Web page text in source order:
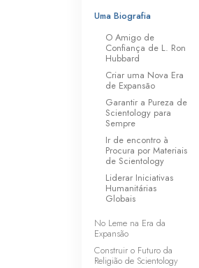
Uma Biografia
O Amigo de
Confiança de L. Ron
Hubbard
Criar uma Nova Era
de Expansão
Garantir a Pureza de
Scientology para
Sempre
Ir de encontro à
Procura por Materiais
de Scientology
Liderar Iniciativas
Humanitárias
Globais
No Leme na Era da
Expansão
Construir o Futuro da
Religião de Scientology